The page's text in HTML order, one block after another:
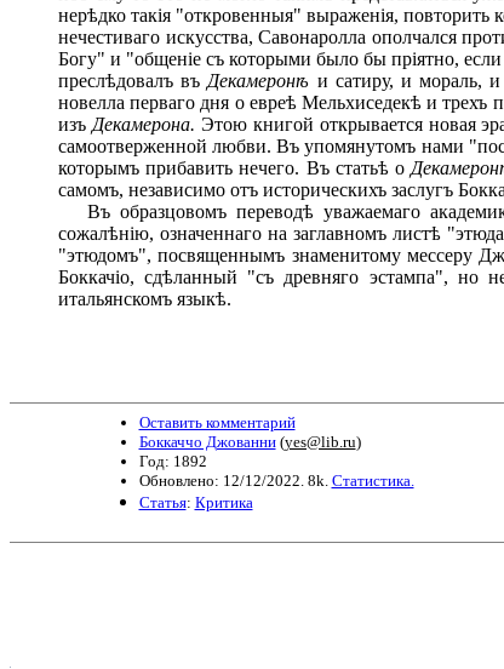
нерѣдко такія "откровенныя" выраженія,
нечестиваго искусства, Савонаролла ополчался
Богу" и "общеніе съ которыми было бы пріятно,
преслѣдовалъ въ Декамеронѣ и сатиру, и мораль,
новелла перваго дня о евреѣ Мельхиседекѣ и трехъ
изъ Декамерона. Этою книгой открывается новая
самоотверженной любви. Въ упомянутомъ нами
которымъ прибавить нечего. Въ статьѣ о Декамерон
самомъ, независимо отъ историческихъ заслугъ
Въ образцовомъ переводѣ уважаемаго
сожалѣнію, означеннаго на заглавномъ листѣ
"этюдомъ", посвященнымъ знаменитому мессеру
Боккачіо, сдѣланный "съ древняго эстампа", но
итальянскомъ языкѣ.
Оставить комментарий
Боккаччо Джованни(yes@lib.ru)
Год: 1892
Обновлено: 12/12/2022. 8k. Статистика.
Статья: Критика